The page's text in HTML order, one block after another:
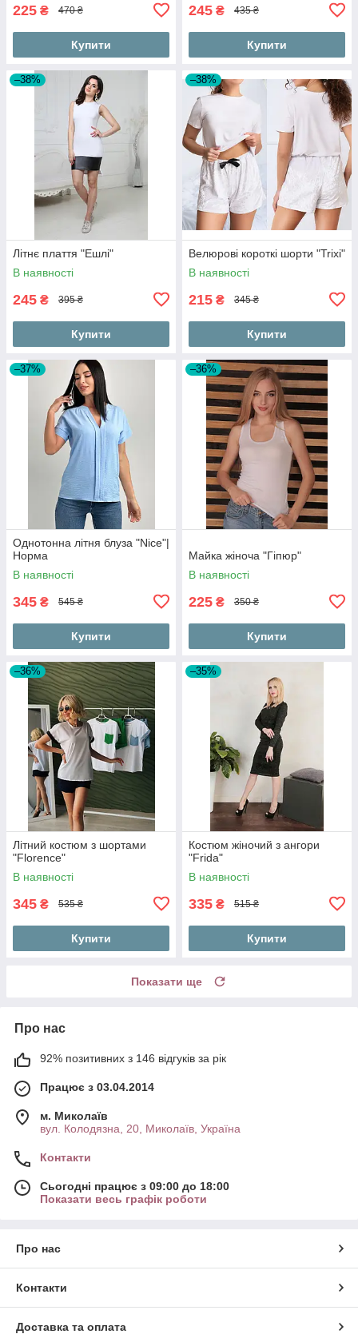
225 ₴ 470 ₴
Купити
245 ₴ 435 ₴
Купити
–38%
Літнє плаття "Ешлі"
В наявності
245 ₴ 395 ₴
Купити
–38%
Велюрові короткі шорти "Trixi"
В наявності
215 ₴ 345 ₴
Купити
–37%
Однотонна літня блуза "Nice"|
Норма
В наявності
345 ₴ 545 ₴
Купити
–36%
Майка жіноча "Гіпюр"
В наявності
225 ₴ 350 ₴
Купити
–36%
Літний костюм з шортами
"Florence"
В наявності
345 ₴ 535 ₴
Купити
–35%
Костюм жіночий з ангори
"Frida"
В наявності
335 ₴ 515 ₴
Купити
Показати ще
Про нас
92% позитивних з 146 відгуків за рік
Працює з 03.04.2014
м. Миколаїв
вул. Колодязна, 20, Миколаїв, Україна
Контакти
Сьогодні працює з 09:00 до 18:00
Показати весь графік роботи
Про нас
Контакти
Доставка та оплата